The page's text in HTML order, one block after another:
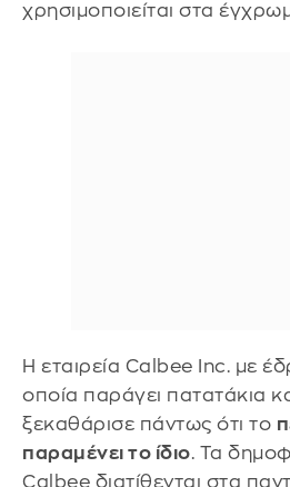
χρησιμοποιείται στα
Η εταιρεία Calbee Inc. με
οποία παράγει πατατάκια
ξεκαθάρισε πάντως ότι το
παραμένει το ίδιο. Τα
Calbee διατίθενται στα